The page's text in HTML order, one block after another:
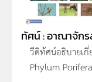
ทัศน์ : อาณาจัก
วีดิท้ศน์อธิบายเ
Phylum